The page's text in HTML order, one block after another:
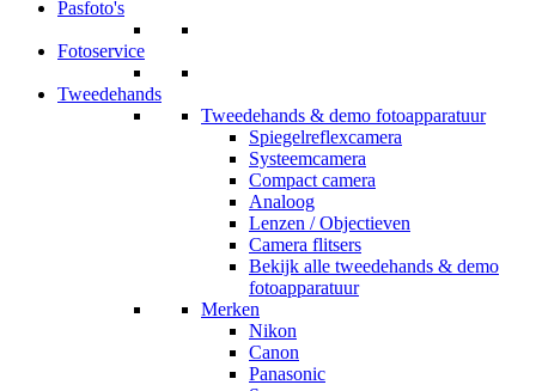
Pasfoto's
Fotoservice
Tweedehands
Tweedehands & demo fotoapparatuur
Spiegelreflexcamera
Systeemcamera
Compact camera
Analoog
Lenzen / Objectieven
Camera flitsers
Bekijk alle tweedehands & demo
fotoapparatuur
Merken
Nikon
Canon
Panasonic